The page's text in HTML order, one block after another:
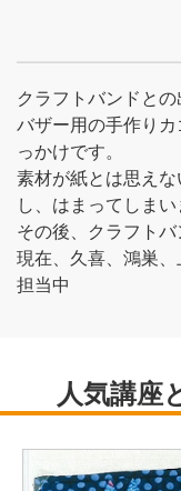
クラフトバンドと
バザー用の手作り
っかけです。
素材が紙とは思え
し、はまってしまい
その後、クラフト
現在、久喜、鴻巣
担当中